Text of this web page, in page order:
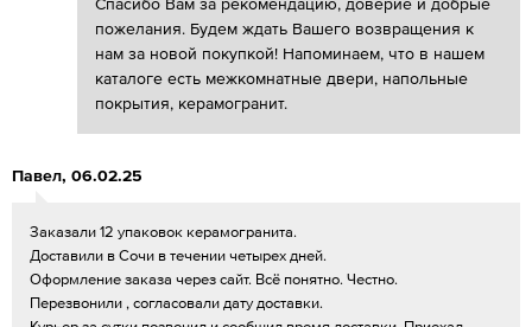
пожелания. Будем ждать Вашего возвращения к
нам за новой покупкой! Напоминаем, что в нашем
каталоге есть межкомнатные двери, напольные
покрытия, керамогранит.
Павел, 06.02.25
Заказали 12 упаковок керамогранита.
Доставили в Сочи в течении четырех дней.
Оформление заказа через сайт. Всё понятно. Честно.
Перезвонили , согласовали дату доставки.